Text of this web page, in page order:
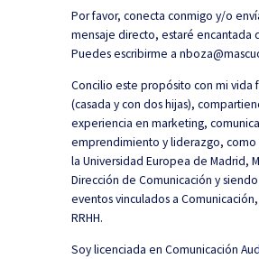
Por favor, conecta conmigo y/o
mensaje directo, estaré encantada
Puedes escribirme a
Concilio este propósito con mi vida
(casada y con dos hijas),
experiencia en marketing,
emprendimiento y liderazgo, como
la Universidad Europea de Madrid,
Dirección de Comunicación y
eventos vinculados a
RRHH.
Soy licenciada en Comunicación